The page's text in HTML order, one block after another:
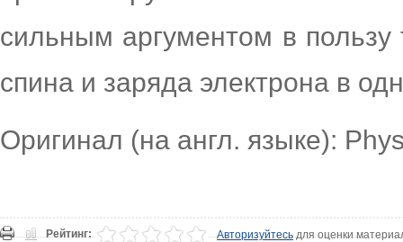
сильным аргументом в
спина и заряда электрона в
Оригинал (на англ. языке):
Рейтинг: Авторизуйтесьдля оценки